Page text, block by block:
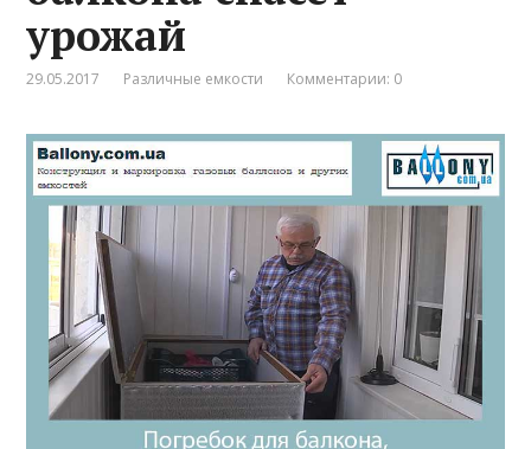
урожай
29.05.2017 Различные емкости Комментарии: 0